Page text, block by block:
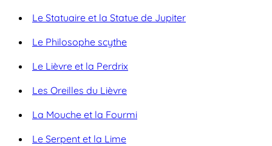
Le Statuaire et la Statue de Jupiter
Le Philosophe scythe
Le Lièvre et la Perdrix
Les Oreilles du Lièvre
La Mouche et la Fourmi
Le Serpent et la Lime